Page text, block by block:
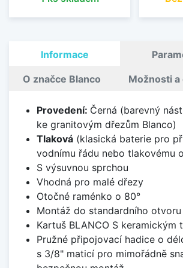
Informace
O značce Blanco Možnosti
Provedení: Černá (barevný
ke granitovým dřezům Blanco)
Tlaková(klasická baterie pro
vodnímu řádu nebo tlakovému
S výsuvnou sprchou
Vhodná pro malé dřezy
Otočné raménko o 80°
Montáž do standardního
Kartuš BLANCO S keramickým
Pružné připojovací hadice o
s 3/8" maticí pro mimořádně